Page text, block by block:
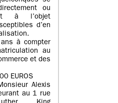
ou
à l’objet
d’en
à compter
au
et des
EUROS
Alexis
au 1 rue